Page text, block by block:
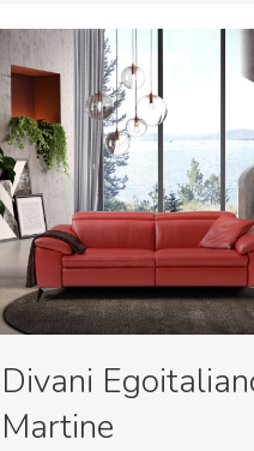
Divani
Martine